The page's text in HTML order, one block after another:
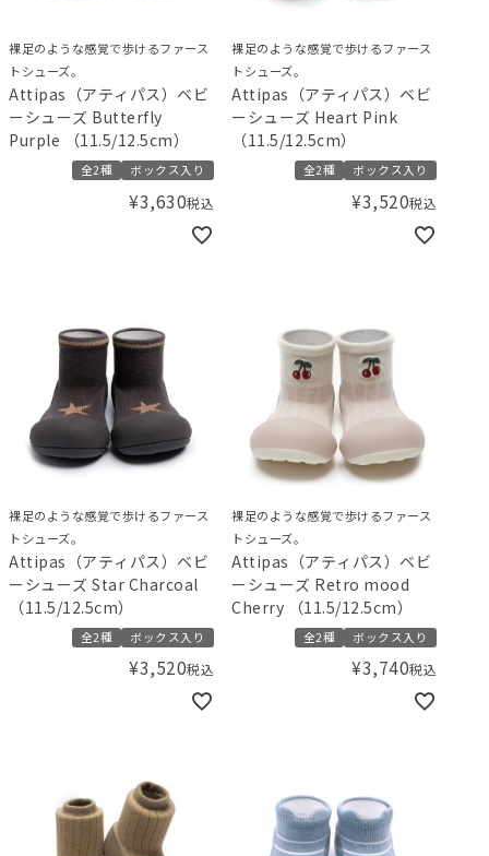
裸足のような感覚で歩けるファース
トシューズ。
Attipas（アティパス）ベビ
ーシューズ Butterfly
Purple （11.5/12.5cm）
全2種 ボックス入り
¥3,630税込
裸足のような感覚で歩けるファース
トシューズ。
Attipas（アティパス）ベビ
ーシューズ Heart Pink
（11.5/12.5cm）
全2種 ボックス入り
¥3,520税込
裸足のような感覚で歩けるファース
トシューズ。
Attipas（アティパス）ベビ
ーシューズ Star Charcoal
（11.5/12.5cm）
全2種 ボックス入り
¥3,520税込
裸足のような感覚で歩けるファース
トシューズ。
Attipas（アティパス）ベビ
ーシューズ Retro mood
Cherry （11.5/12.5cm）
全2種 ボックス入り
¥3,740税込